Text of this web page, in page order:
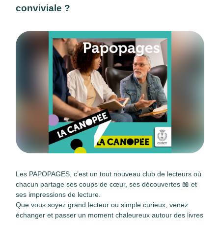
conviviale ?
Les PAPOPAGES, c’est un tout nouveau club de lecteurs où
chacun partage ses coups de cœur, ses découvertes 📖 et
ses impressions de lecture.
Que vous soyez grand lecteur ou simple curieux, venez
échanger et passer un moment chaleureux autour des livres